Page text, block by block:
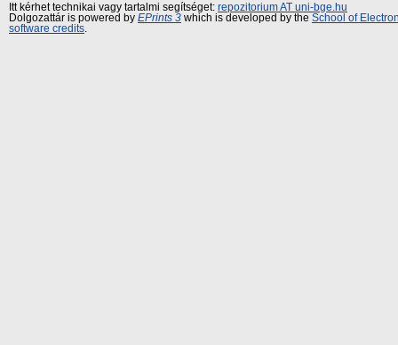
Itt kérhet technikai vagy tartalmi segítséget: repozitorium AT uni-bge.hu
Dolgozattár is powered by EPrints 3 which is developed by the School of
software credits